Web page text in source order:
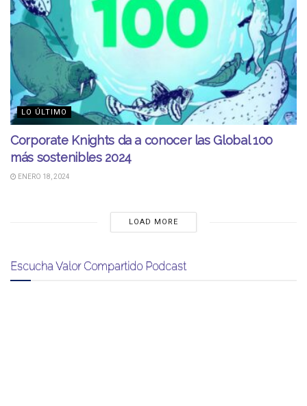
LO ÚLTIMO
Corporate Knights da a conocer las Global 100
más sostenibles 2024
ENERO 18, 2024
LOAD MORE
Escucha Valor Compartido Podcast